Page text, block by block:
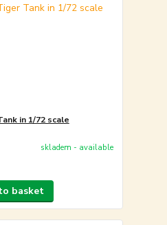
in 1/72 scale
skladem - available
basket